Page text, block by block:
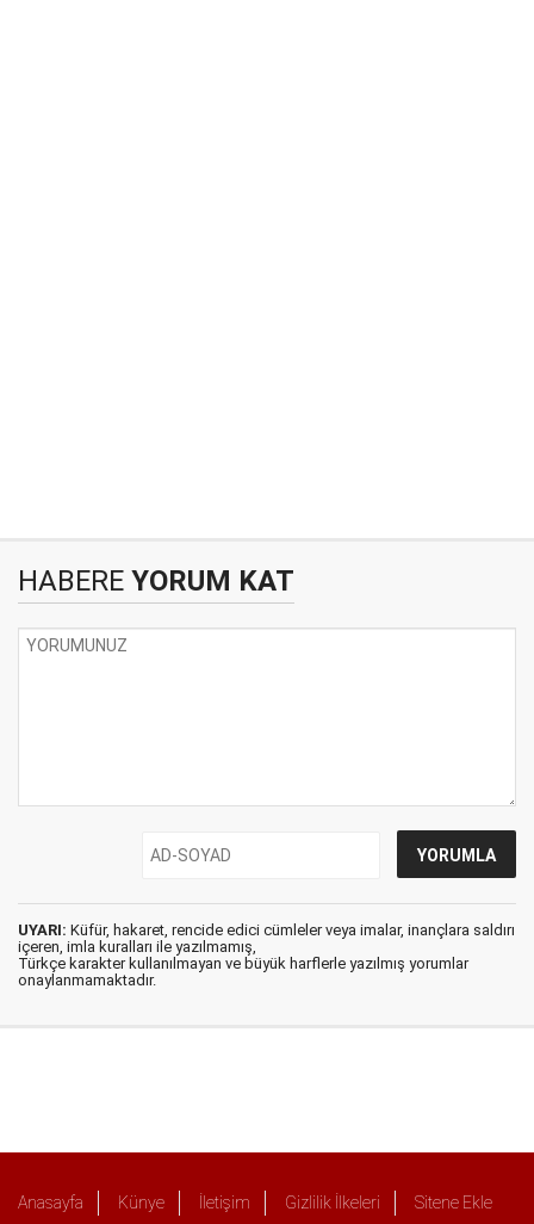
HABERE YORUM KAT
UYARI: Küfür, hakaret, rencide edici cümleler veya imalar, inançlara saldırı
içeren, imla kuralları ile yazılmamış,
Türkçe karakter kullanılmayan ve büyük harflerle yazılmış yorumlar
onaylanmamaktadır.
Anasayfa Künye İletişim Gizlilik İlkeleri Sitene Ekle